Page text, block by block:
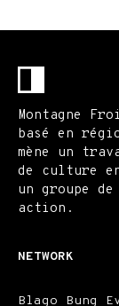
Montagne
basé en
mène un
de culture
un groupe
action.
NETWORK
Blago Bung